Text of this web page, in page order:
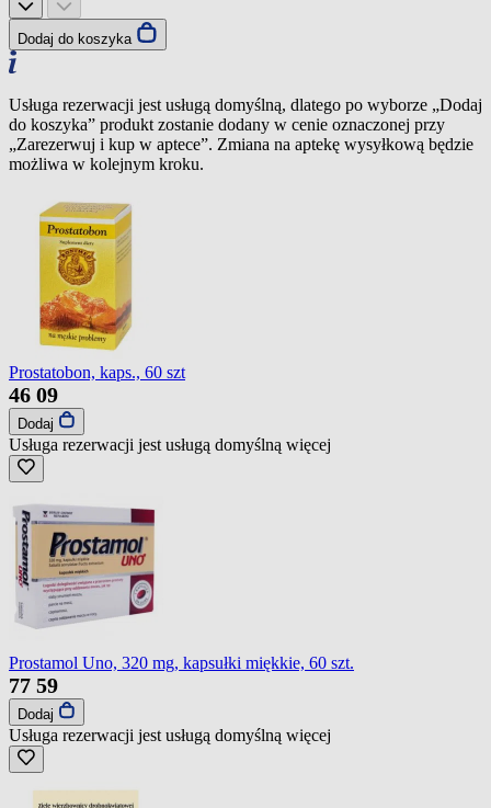
Dodaj do koszyka
Usługa rezerwacji jest usługą domyślną, dlatego po wyborze „Dodaj
do koszyka” produkt zostanie dodany w cenie oznaczonej przy
„Zarezerwuj i kup w aptece”. Zmiana na aptekę wysyłkową będzie
możliwa w kolejnym kroku.
Prostatobon, kaps., 60 szt
46 09
Dodaj
Usługa rezerwacji jest usługą domyślną więcej
Prostamol Uno, 320 mg, kapsułki miękkie, 60 szt.
77 59
Dodaj
Usługa rezerwacji jest usługą domyślną więcej